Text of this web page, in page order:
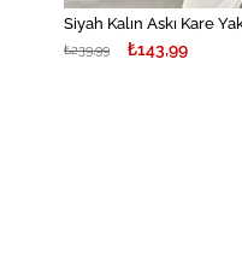
Siyah Kalın Askı Kare
₺143,99
₺239,99